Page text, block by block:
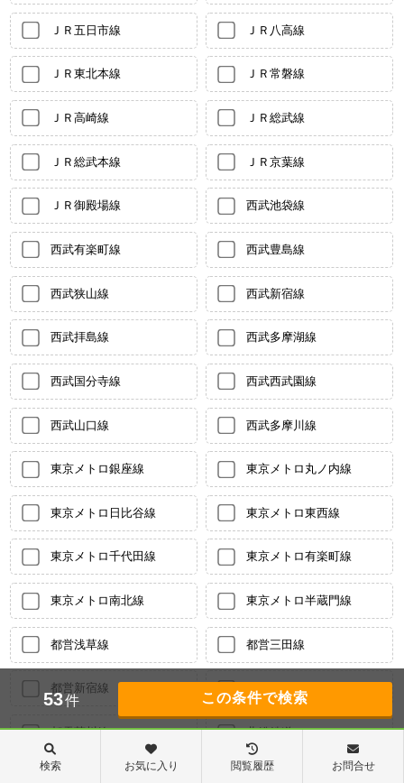
ＪＲ五日市線 ＪＲ八高線
ＪＲ東北本線 ＪＲ常磐線
ＪＲ高崎線 ＪＲ総武線
ＪＲ総武本線 ＪＲ京葉線
ＪＲ御殿場線 西武池袋線
西武有楽町線 西武豊島線
西武狭山線 西武新宿線
西武拝島線 西武多摩湖線
西武国分寺線 西武西武園線
西武山口線 西武多摩川線
東京メトロ銀座線 東京メトロ丸ノ内線
東京メトロ日比谷線 東京メトロ東西線
東京メトロ千代田線 東京メトロ有楽町線
東京メトロ南北線 東京メトロ半蔵門線
都営浅草線 都営三田線
都営新宿線 都営大江戸線
都電荒川線 北総鉄道
53件
検索 お気に入り 閲覧履歴 お問合せ